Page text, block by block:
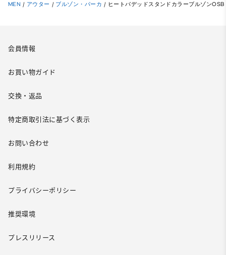
MEN / アウター / ブルゾン・パーカ / ヒートパデッドスタンドカラーブルゾンOSB
会員情報
お買い物ガイド
交換・返品
特定商取引法に基づく表示
お問い合わせ
利用規約
プライバシーポリシー
推奨環境
プレスリリース